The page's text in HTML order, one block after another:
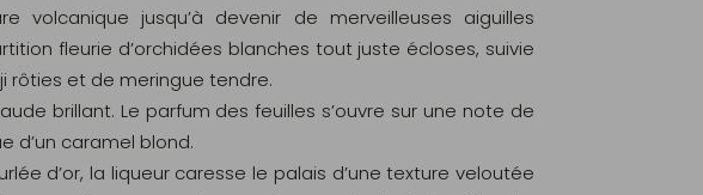
volcanique jusqu’à devenir de merveilleuses aiguilles
fleurie d’orchidées blanches tout juste écloses, suivie
rôties et de meringue tendre.
brillant. Le parfum des feuilles s’ouvre sur une note de
d’un caramel blond.
d’or, la liqueur caresse le palais d’une texture veloutée